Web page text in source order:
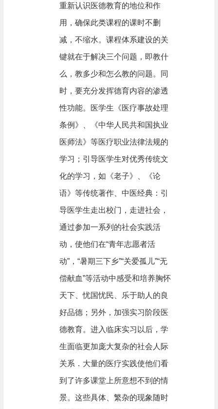
重新认识医德教育的地位和作
用，确保此类课程的课时不删
减，不缩水。课程体系建设的关
键就在于解决三个问题，即教什
么，教多少和怎么教的问题。同
时，要充分发挥德育内容的渗透
性功能。医学生《医疗事故处理
条例》、《中华人民共和国执业
医师法》等医疗职业法律法规的
学习；引导医学生对优秀传统文
化的学习，如《老子》、《论
语》等传统著作、中医经典：引
导医学生走出校门，走进社会，
通过参加一系列的社会实践活
动，使他们在“青年志愿者活
动”，“暑期三下乡”“关爱孤儿”“无
偿献血”等活动中感受和培养胸怀
天下、忧国忧民、乐于助人的良
好品德；另外，加强实习阶段医
德教育。进入临床实习以后，学
生面临更加庞大复杂的社会人际
关系．大量的医疗实践使他们看
到了许多课堂上所意想不到的情
景。这些具体、繁杂的现象随时